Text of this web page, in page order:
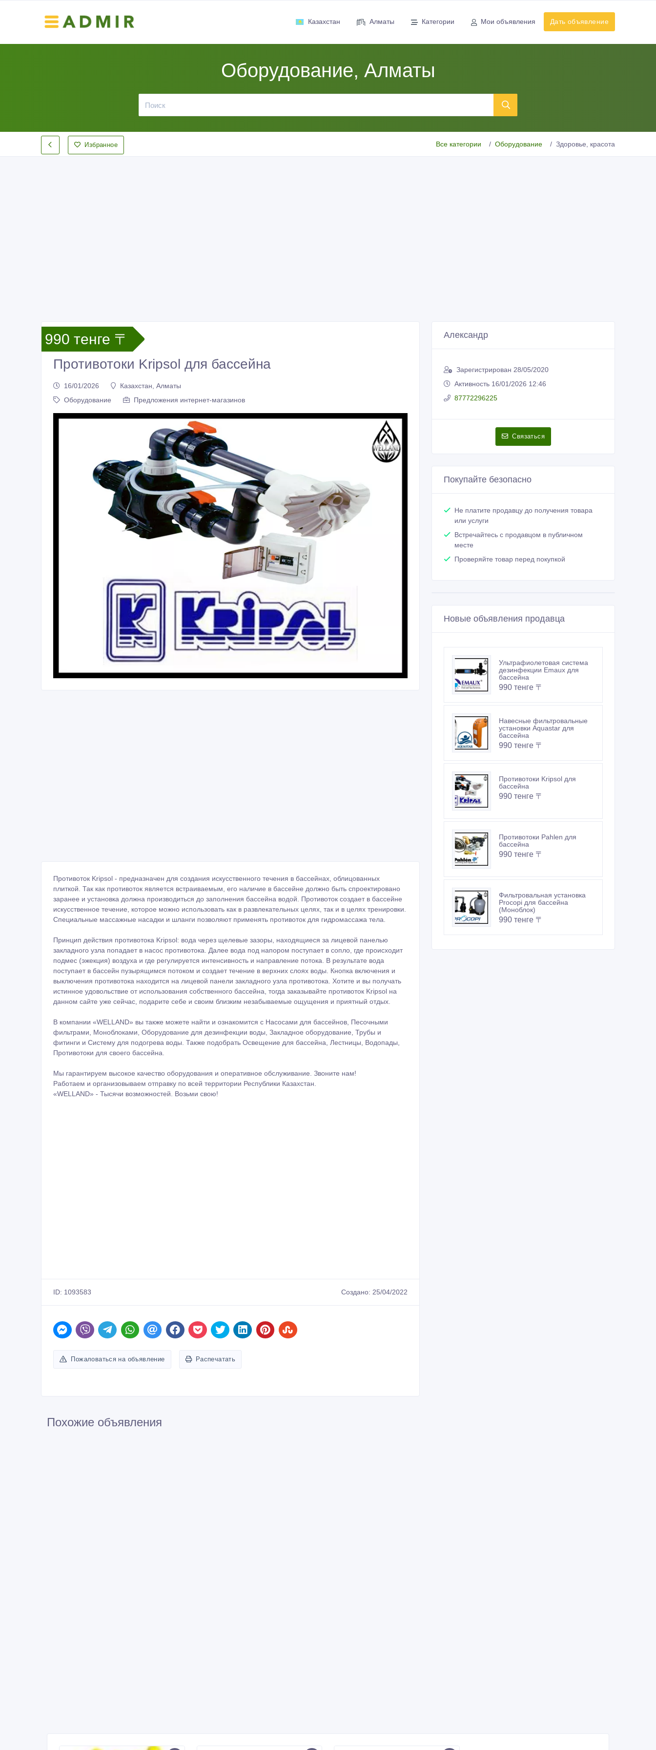
Казахстан Алматы Категории Мои объявления Дать объявление
Оборудование, Алматы
Избранное Все категории Оборудование Здоровье, красота
990 тенге 〒
Противотоки Kripsol для бассейна
16/01/2026
Казахстан, Алматы
Оборудование
Предложения интернет-магазинов
Противоток Kripsol - предназначен для создания искусственного течения в бассейнах, облицованных
плиткой. Так как противоток является встраиваемым, его наличие в бассейне должно быть спроектировано
заранее и установка должна производиться до заполнения бассейна водой. Противоток создает в бассейне
искусственное течение, которое можно использовать как в развлекательных целях, так и в целях тренировки.
Специальные массажные насадки и шланги позволяют применять противоток для гидромассажа тела.
Принцип действия противотока Kripsol: вода через щелевые зазоры, находящиеся за лицевой панелью
закладного узла попадает в насос противотока. Далее вода под напором поступает в сопло, где происходит
подмес (эжекция) воздуха и где регулируется интенсивность и направление потока. В результате вода
поступает в бассейн пузырящимся потоком и создает течение в верхних слоях воды. Кнопка включения и
выключения противотока находится на лицевой панели закладного узла противотока. Хотите и вы получать
истинное удовольствие от использования собственного бассейна, тогда заказывайте противоток Kripsol на
данном сайте уже сейчас, подарите себе и своим близким незабываемые ощущения и приятный отдых.
В компании «WELLAND» вы также можете найти и ознакомится с Насосами для бассейнов, Песочными
фильтрами, Моноблоками, Оборудование для дезинфекции воды, Закладное оборудование, Трубы и
фитинги и Систему для подогрева воды. Также подобрать Освещение для бассейна, Лестницы, Водопады,
Противотоки для своего бассейна.
Мы гарантируем высокое качество оборудования и оперативное обслуживание. Звоните нам!
Работаем и организовываем отправку по всей территории Республики Казахстан.
«WELLAND» - Тысячи возможностей. Возьми свою!
ID: 1093583 Создано: 25/04/2022
Пожаловаться на объявление Распечатать
Александр
Зарегистрирован 28/05/2020
Активность 16/01/2026 12:46
87772296225
Связаться
Покупайте безопасно
Не платите продавцу до получения товара
или услуги
Встречайтесь с продавцом в публичном
месте
Проверяйте товар перед покупкой
Новые объявления продавца
Ультрафиолетовая система
дезинфекции Emaux для
бассейна
990 тенге 〒
Навесные фильтровальные
установки Aquastar для
бассейна
990 тенге 〒
Противотоки Kripsol для
бассейна
990 тенге 〒
Противотоки Pahlen для
бассейна
990 тенге 〒
Фильтровальная установка
Procopi для бассейна
(Моноблок)
990 тенге 〒
Похожие объявления